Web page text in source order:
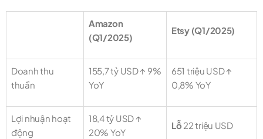
Amazon
(Q1/2025)
Etsy (Q1/2025)
Doanh thu
thuần
155,7 tỷ USD ↑ 9%
YoY
651 triệu USD ↑
0,8% YoY
Lợi nhuận hoạt
động
18,4 tỷ USD ↑
20% YoY
Lỗ 22 triệu USD